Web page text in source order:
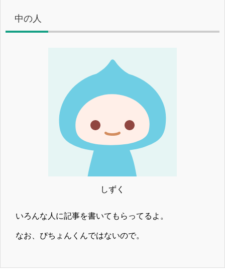
中の人
しずく
いろんな人に記事を書いてもらってるよ。
なお、ぴちょんくんではないので。